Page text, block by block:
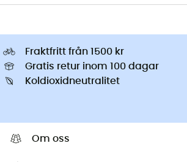
Fraktfritt från 1500 kr
Gratis retur inom 100 dagar
Koldioxidneutralitet
Om oss